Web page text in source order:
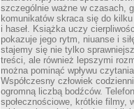
szczególnie ważne w czasach,
komunikatów skraca się do
i haseł. Książka uczy
pokazuje jego rytm, niuanse i
stajemy się nie tylko
treści, ale również lepszymi
można pominąć wpływu
Współczesny człowiek
ogromną liczbą bodźców.
społecznościowe, krótkie filmy,